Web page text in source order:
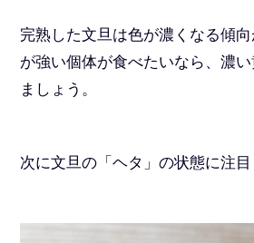
完熟した文旦は色が濃くなる傾
が強い個体が食べたいなら、濃
ましょう。
次に文旦の「ヘタ」の状態に注目